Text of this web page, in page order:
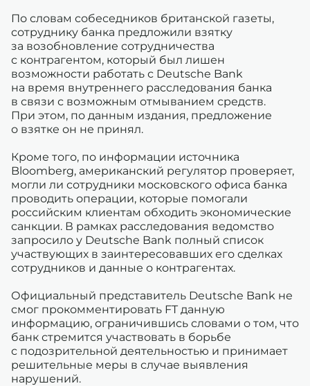
По словам собеседников британской газеты,
сотруднику банка предложили взятку
за возобновление сотрудничества
с контрагентом, который был лишен
возможности работать с Deutsche Bank
на время внутреннего расследования банка
в связи с возможным отмыванием средств.
При этом, по данным издания, предложение
о взятке он не принял.
Кроме того, по информации источника
Bloomberg, американский регулятор проверяет,
могли ли сотрудники московского офиса банка
проводить операции, которые помогали
российским клиентам обходить экономические
санкции. В рамках расследования ведомство
запросило у Deutsche Bank полный список
участвующих в заинтересовавших его сделках
сотрудников и данные о контрагентах.
Официальный представитель Deutsche Bank не
смог прокомментировать FT данную
информацию, ограничившись словами о том, что
банк стремится участвовать в борьбе
с подозрительной деятельностью и принимает
решительные меры в случае выявления
нарушений.